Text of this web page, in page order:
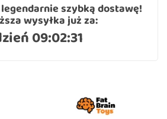
szybką dostawę!
wysyłka już za:
09:02:30